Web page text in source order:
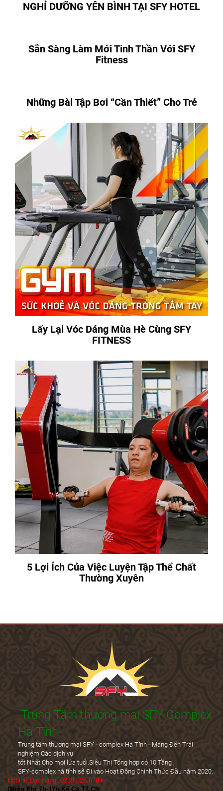
NGHỈ DƯỠNG YÊN BÌNH TẠI SFY HOTEL
Sẵn Sàng Làm Mới Tinh Thần Với SFY
Fitness
Những Bài Tập Bơi “Cần Thiết” Cho Trẻ
Lấy Lại Vóc Dáng Mùa Hè Cùng SFY
FITNESS
5 Lợi Ích Của Việc Luyện Tập Thể Chất
Thường Xuyên
Trung Tâm thương mại SFY-Complex
Hà Tĩnh
Trung tâm thương mại SFY - complex Hà Tĩnh - Mang Đến Trái
nghiệm Các dịch vụ
tốt Nhất Cho mọi lứa tuổi.Siêu Thị Tổng hợp có 10 Tầng ,
SFY-complex hà tĩnh sẽ Đi vào Hoạt Động Chính Thức Đầu năm 2020.
Hotline Đặt Hàng :0239.626.6789
(Miễn Phí 7h-17h,Kể Cả T7,CN